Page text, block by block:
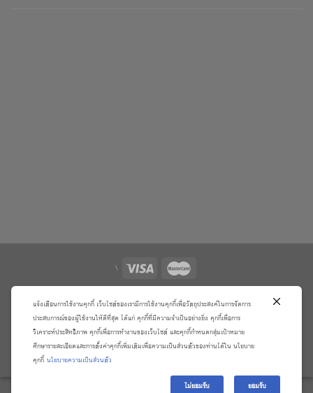
\
เกี่ยวกับเรา
วิธีการสั่งซื้อสินค้าและการรับประกันสินค้า
แจ้งชำระเงิน
ตรวจสอบสถานะออเดอร์
จัดการข้อมูลส่วนบุคคล
ติดต่อเราและร้องเรียน
Copyright 2026 ©บริษัท อมรินทร์ บุ๊ค เซ็นเตอร์ จํากัด
แจ้งเตือนการใช้งานคุกกี้ เว็บไซต์ของเรามีการใช้งานคุกกี้เพื่อวัตถุประสงค์ในการจัดการ
ประสบการณ์ของผู้ใช้งานให้ดีที่สุด ได้แก่ คุกกี้ที่มีความจำเป็นอย่างยิ่ง คุกกี้เพื่อการ
วิเคราะห์ประสิทธิภาพ คุกกี้เพื่อการทำงานของเว็บไซต์ และคุกกี้กำหนดกลุ่มเป้าหมาย
ศึกษารายละเอียดและการตั้งค่าคุกกี้เพิ่มเติมเพื่อความเป็นส่วนตัวของท่านได้ใน นโยบาย
คุกกี้ นโยบายความเป็นส่วนตัว
ไม่ยอมรับ ยอมรับ